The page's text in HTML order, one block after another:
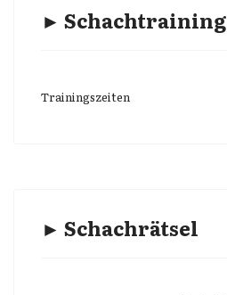
► Schachtraining
Trainingszeiten
► Schachrätsel